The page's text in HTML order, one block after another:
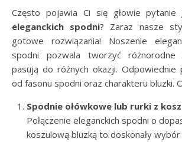
Często pojawia Ci się głowie pytanie
eleganckich spodni? Zaraz nasze
gotowe rozwiązania! Noszenie
spodni pozwala tworzyć różnorodne
pasują do różnych okazji. Odpowiednie
od fasonu spodni oraz charakteru bluzki.
Spodnie ołówkowe lub rurki z
Połączenie eleganckich spodni o
koszulową bluzką to doskonały